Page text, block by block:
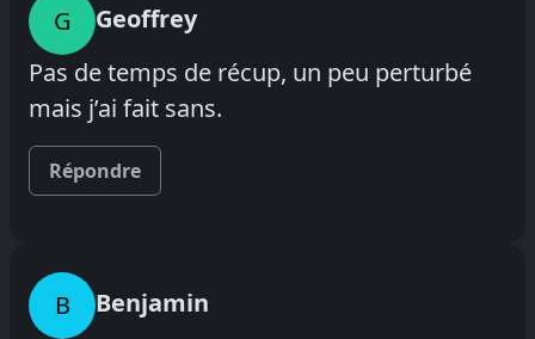
G
Geoffrey
Pas de temps de récup, un peu perturbé
mais j’ai fait sans.
Répondre
B
Benjamin